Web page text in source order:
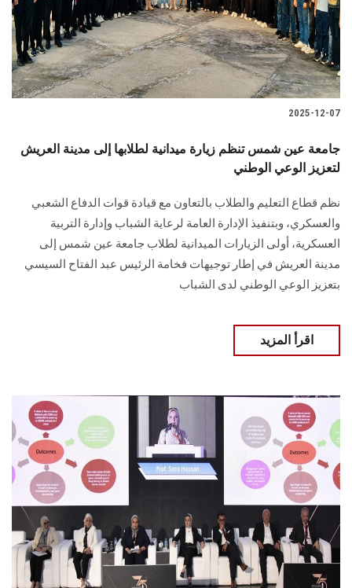
هيئة التدريس
الدراسات العليا
الزائـرون
سجل الان
2025-12-07
جامعة عين شمس تنظم زيارة ميدانية لطلابها إلى مدينة العريش
لتعزيز الوعي الوطني
نظم قطاع التعليم والطلاب بالتعاون مع قيادة قوات الدفاع الشعبي
والعسكري، وبتنفيذ الإدارة العامة لرعاية الشباب وإدارة التربية
العسكرية، أولى الزيارات الميدانية لطلاب جامعة عين شمس إلى
مدينة العريش في إطار توجيهات فخامة الرئيس عبد الفتاح السيسي
بتعزيز الوعي الوطني لدى الشباب
اقرأ المزيد